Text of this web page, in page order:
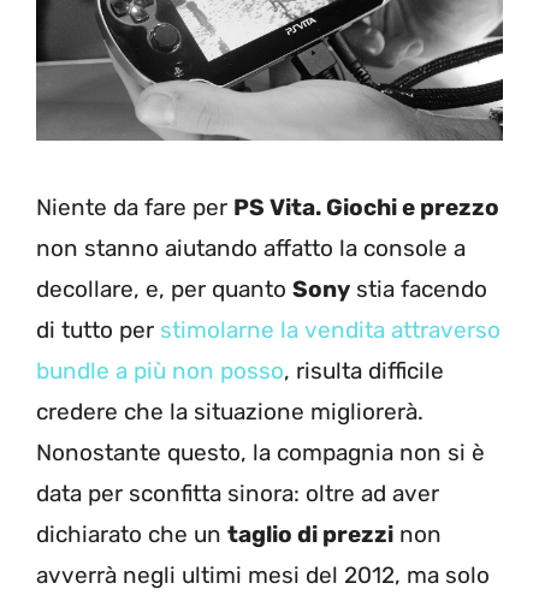
Niente da fare per PS Vita. Giochi e prezzo
non stanno aiutando affatto la console a
decollare, e, per quanto Sony stia facendo
di tutto per stimolarne la vendita attraverso
bundle a più non posso, risulta difficile
credere che la situazione migliorerà.
Nonostante questo, la compagnia non si è
data per sconfitta sinora: oltre ad aver
dichiarato che un taglio di prezzi non
avverrà negli ultimi mesi del 2012, ma solo